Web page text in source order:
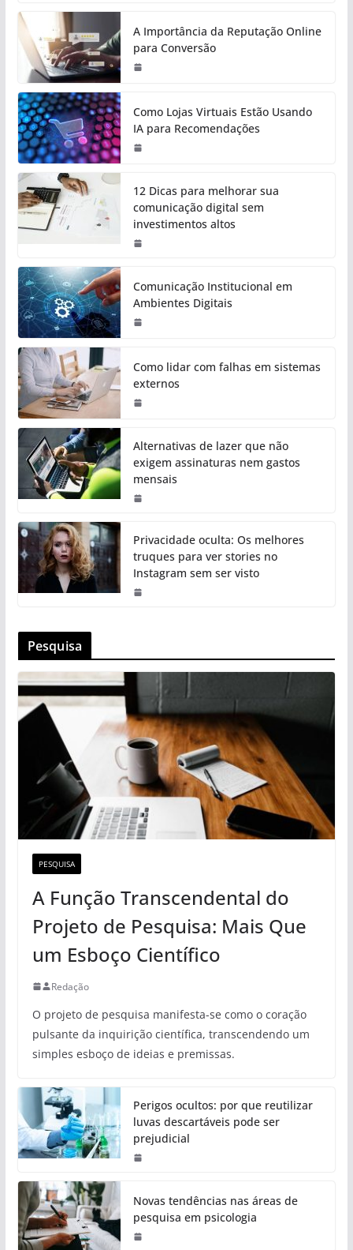
A Importância da Reputação Online
para Conversão
Como Lojas Virtuais Estão Usando
IA para Recomendações
12 Dicas para melhorar sua
comunicação digital sem
investimentos altos
Comunicação Institucional em
Ambientes Digitais
Como lidar com falhas em sistemas
externos
Alternativas de lazer que não
exigem assinaturas nem gastos
mensais
Privacidade oculta: Os melhores
truques para ver stories no
Instagram sem ser visto
Pesquisa
PESQUISA
A Função Transcendental do
Projeto de Pesquisa: Mais Que
um Esboço Científico
Redação
O projeto de pesquisa manifesta-se como o coração
pulsante da inquirição científica, transcendendo um
simples esboço de ideias e premissas.
Perigos ocultos: por que reutilizar
luvas descartáveis pode ser
prejudicial
Novas tendências nas áreas de
pesquisa em psicologia